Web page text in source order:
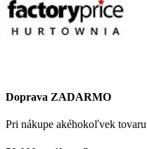
Doprava ZADARMO
Pri nákupe akéhokoľvek tovaru